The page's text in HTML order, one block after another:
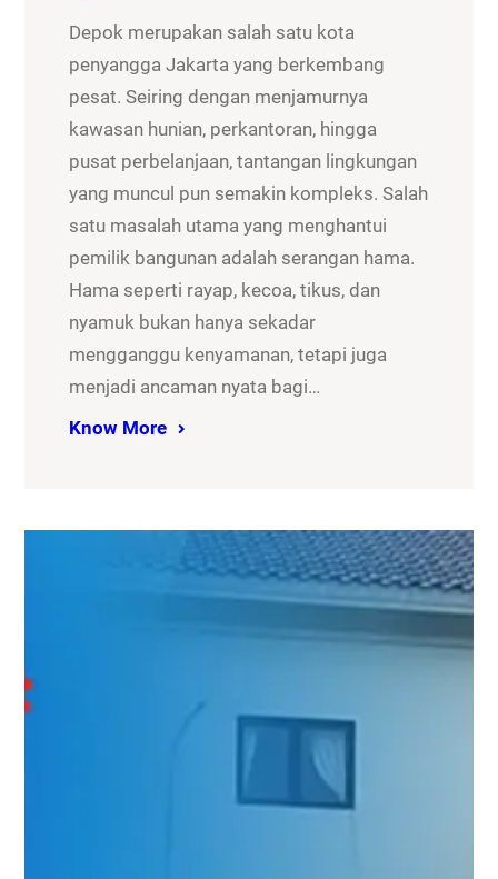
Depok merupakan salah satu kota
penyangga Jakarta yang berkembang
pesat. Seiring dengan menjamurnya
kawasan hunian, perkantoran, hingga
pusat perbelanjaan, tantangan lingkungan
yang muncul pun semakin kompleks. Salah
satu masalah utama yang menghantui
pemilik bangunan adalah serangan hama.
Hama seperti rayap, kecoa, tikus, dan
nyamuk bukan hanya sekadar
mengganggu kenyamanan, tetapi juga
menjadi ancaman nyata bagi…
Know More